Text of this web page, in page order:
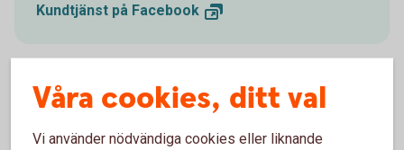
Kundtjänst på Facebook
Spärrservice
Våra cookies, ditt val
Vi använder nödvändiga cookies eller liknande